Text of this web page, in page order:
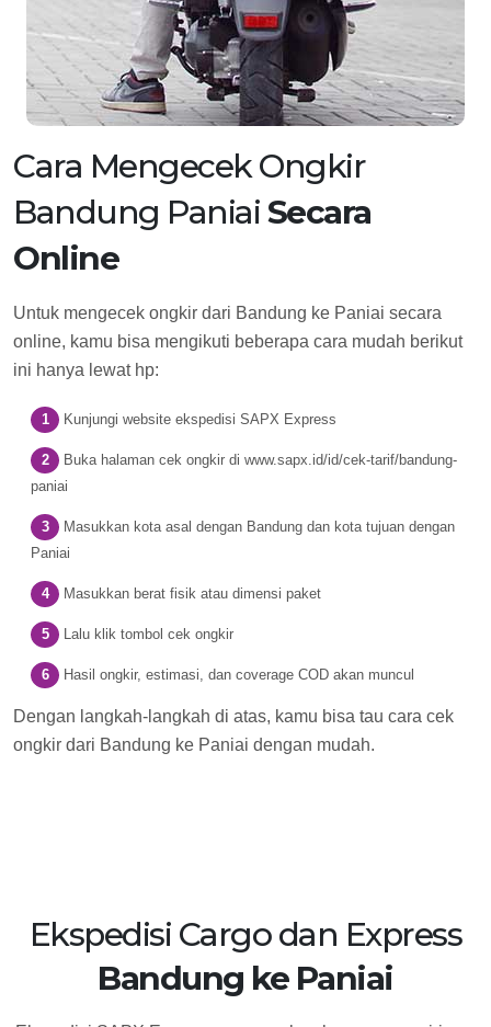
Cara Mengecek Ongkir
Bandung PaniaiSecara
Online
Untuk mengecek ongkir dari Bandung ke Paniai secara
online, kamu bisa mengikuti beberapa cara mudah berikut
ini hanya lewat hp:
Kunjungi website ekspedisi SAPX Express
Buka halaman cek ongkir di www.sapx.id/id/cek-tarif/bandung-
paniai
Masukkan kota asal dengan Bandung dan kota tujuan dengan
Paniai
Masukkan berat fisik atau dimensi paket
Lalu klik tombol cek ongkir
Hasil ongkir, estimasi, dan coverage COD akan muncul
Dengan langkah-langkah di atas, kamu bisa tau cara cek
ongkir dari Bandung ke Paniai dengan mudah.
Ekspedisi Cargo dan Express
Bandung ke Paniai